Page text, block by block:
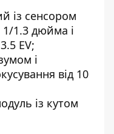
із сенсором
1.3 дюйма і
EV;
і
від 10
із кутом